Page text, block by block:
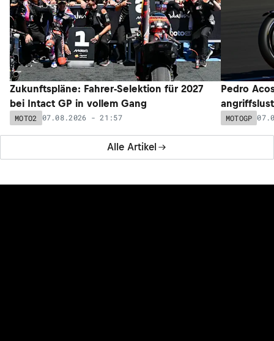
Alle Artikel
Zukunftspläne: Fahrer-Selektion für 2027
bei Intact GP in vollem Gang
MOTO2 07.08.2026 - 21:57
Pedro
MOTOGP